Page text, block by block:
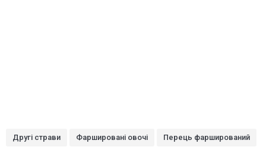
Другі страви Фаршировані овочі Перець фарширований